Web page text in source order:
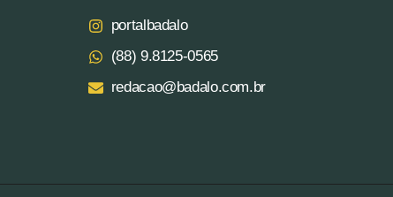
portalbadalo
(88) 9.8125‑0565‬
redacao@badalo.com.br